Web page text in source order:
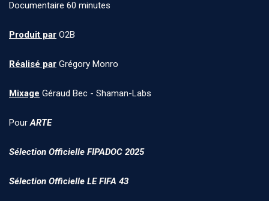
Documentaire 60 minutes
Produit par O2B
Réalisé par Grégory Monro
Mixage Géraud Bec - Shaman-Labs
PourARTE
Sélection Officielle FIPADOC 2025
Sélection Officielle LE FIFA 43